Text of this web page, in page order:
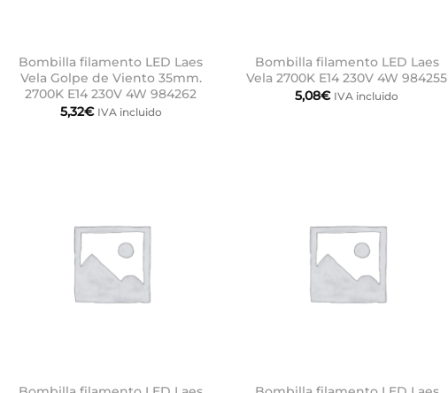
Bombilla filamento LED Laes
Vela Golpe de Viento 35mm.
2700K E14 230V 4W 984262
5,32€ IVA incluido
Bombilla filamento LED Laes
Vela 2700K E14 230V 4W 984255
5,08€ IVA incluido